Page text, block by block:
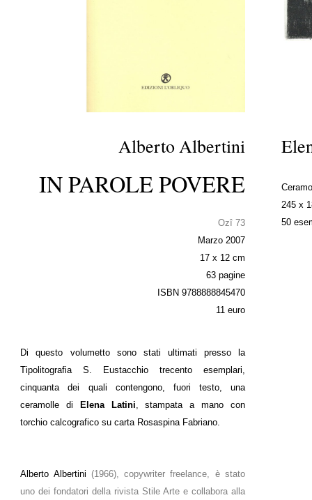
Alberto Albertini
IN PAROLE POVERE
Ozî 73
Marzo 2007
17 x 12 cm
63 pagine
ISBN 9788888845470
11 euro
Di questo volumetto sono stati ultimati presso la
Tipolitografia S. Eustacchio trecento esemplari,
cinquanta dei quali contengono, fuori testo, una
ceramolle di
Elena Latini , stampata a mano con
torchio calcografico su carta Rosaspina Fabriano.
Alberto Albertini (1966), copywriter freelance, è stato
uno dei fondatori della rivista Stile Arte e collabora alla
245 x
50